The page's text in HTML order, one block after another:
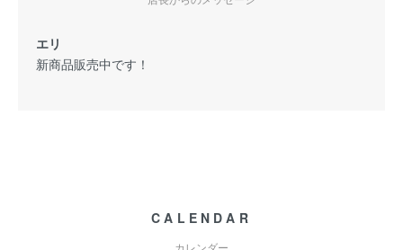
エリ
新商品販売中です！
CALENDAR
カレンダー